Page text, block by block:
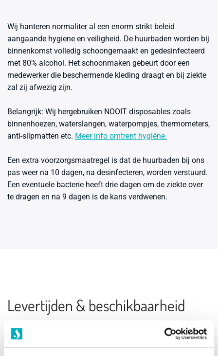
Wij hanteren normaliter al een enorm strikt beleid
aangaande hygiene en veiligheid. De huurbaden worden bij
binnenkomst volledig schoongemaakt en gedesinfecteerd
met 80% alcohol. Het schoonmaken gebeurt door een
medewerker die beschermende kleding draagt en bij ziekte
zal zij afwezig zijn.
Belangrijk: Wij hergebruiken NOOIT disposables zoals
binnenhoezen, waterslangen, waterpompjes, thermometers,
anti-slipmatten etc. Meer info omtrent hygiëne.
Een extra voorzorgsmaatregel is dat de huurbaden bij ons
pas weer na 10 dagen, na desinfecteren, worden verstuurd.
Een eventuele bacterie heeft drie dagen om de ziekte over
te dragen en na 9 dagen is de kans verdwenen.
Levertijden & beschikbaarheid
Er is bij ons geen vertraging in uitleveringen van